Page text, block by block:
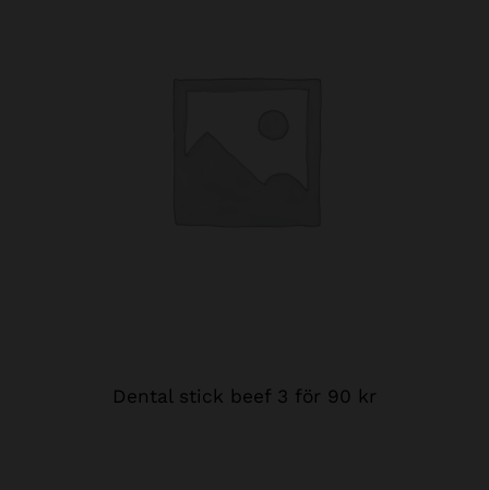
Dental stick beef 3 för 90 kr